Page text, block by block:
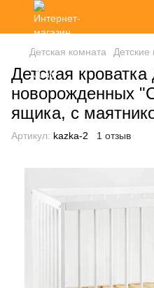
Детская комната Детские
Детская кроватка
новорожденных
ящика, с
Артикул: kazka-2 1 отзыв